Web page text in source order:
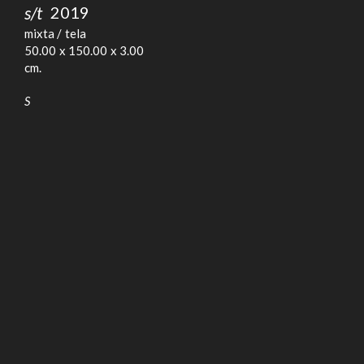
s/t 2019
mixta
tela
50.00
150.00 3.00
S